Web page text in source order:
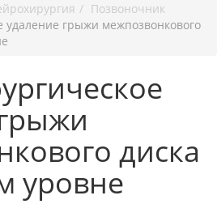
Позвоночник
удаление грыжи межпозвонкового
диска
уровне